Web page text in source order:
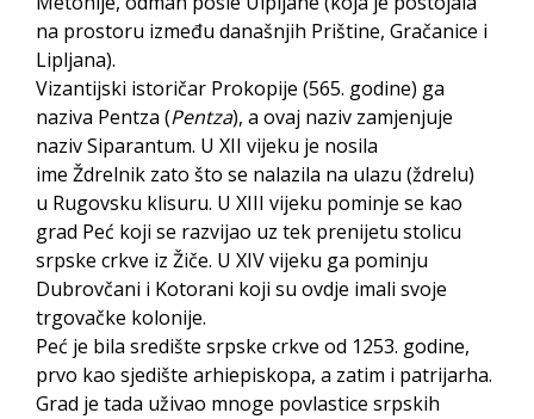
na prostoru između današnjih Prištine, Gračanice i
Lipljana).
Vizantijski istoričar Prokopije (565. godine) ga
naziva Pentza (Pentza), a ovaj naziv zamjenjuje
naziv Siparantum. U XII vijeku je nosila
ime Ždrelnik zato što se nalazila na ulazu (ždrelu)
u Rugovsku klisuru. U XIII vijeku pominje se kao
grad Peć koji se razvijao uz tek prenijetu stolicu
srpske crkve iz Žiče. U XIV vijeku ga pominju
Dubrovčani i Kotorani koji su ovdje imali svoje
trgovačke kolonije.
Peć je bila središte srpske crkve od 1253. godine,
prvo kao sjedište arhiepiskopa, a zatim i patrijarha.
Grad je tada uživao mnoge povlastice srpskih